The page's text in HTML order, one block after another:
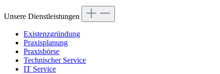
Unsere Dienstleistungen
Existenzgründung
Praxisplanung
Praxisbörse
Technischer Service
IT Service